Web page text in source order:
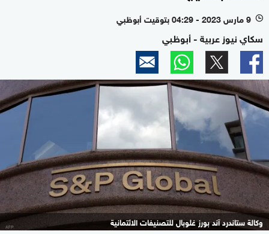
l 9 مارس 2023 - 04:29 بتوقيت أبوظبي
سكاي نيوز عربية - أبوظبي
وكالة ستاندرد آند بورز غلوبال للتصنيفات الائتمانية